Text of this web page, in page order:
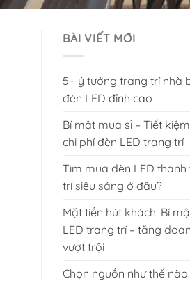
BÀI VIẾT MỚI
5+ ý tưởng trang trí nhà
đèn LED đỉnh cao
Bí mật mua sỉ – Tiết
chi phí đèn LED trang trí
Tìm mua đèn LED thanh
trí siêu sáng ở đâu?
Mặt tiền hút khách: Bí
LED trang trí – tăng
vượt trội
Chọn nguồn như thế